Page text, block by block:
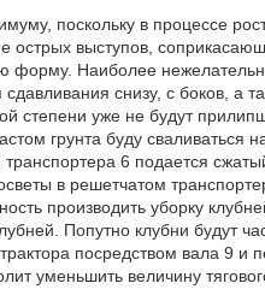
поскольку в процессе
выступов,
форму. Наиболее
снизу, с боков, а
степени уже не будут
грунта буду
6 подается
в решетчатом
производить уборку
Попутно клубни будут
посредством вала 9 и
уменьшить величину